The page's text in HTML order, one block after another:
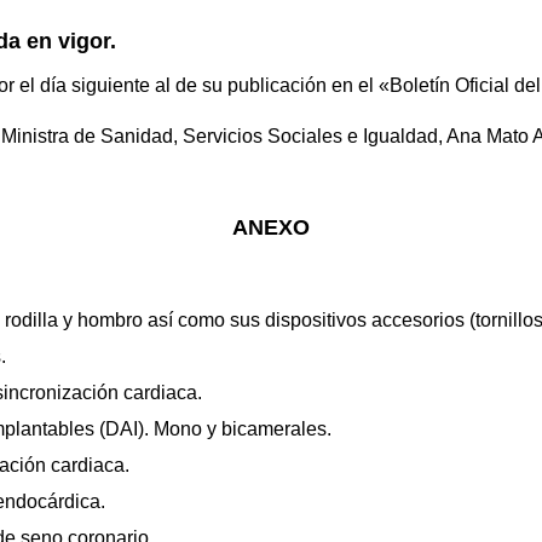
en vigor.
el día siguiente al de su publicación en el «Boletín Oficial
de Sanidad, Servicios Sociales e Igualdad, Ana Mato
ANEXO
y hombro así como sus dispositivos accesorios
cardiaca.
(DAI). Mono y bicamerales.
cardiaca.